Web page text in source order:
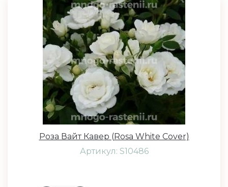
Роза Вайт Кавер (Rosa White Cover)
Артикул: S10486